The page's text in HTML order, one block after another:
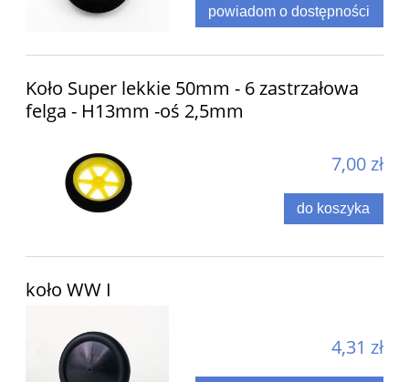
powiadom o dostępności
Koło Super lekkie 50mm - 6 zastrzałowa
felga - H13mm -oś 2,5mm
7,00 zł
do koszyka
koło WW I
4,31 zł